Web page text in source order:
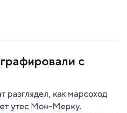
с
разглядел, как марсоход
утес Мон-Мерку.